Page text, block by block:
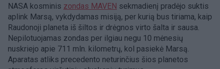
NASA kosminis zondas MAVEN sekmadienį pradėjo suktis
aplink Marsą, vykdydamas misiją, per kurią bus tiriama, kaip
Raudonoji planeta iš šiltos ir drėgnos virto šalta ir sausa.
Nepilotuojamas zondas per ilgiau negu 10 mėnesių
nuskriejo apie 711 mln. kilometrų, kol pasiekė Marsą.
Aparatas atliks precedento neturinčius šios planetos